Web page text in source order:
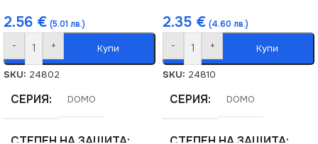
2.56 € (5.01 лв.)
- + Купи
SKU: 24802
СЕРИЯ DOMO
СТЕПЕН НА ЗАЩИТА
2.35 € (4.60 лв.)
- + Купи
SKU: 24810
СЕРИЯ DOMO
СТЕПЕН НА ЗАЩИТА